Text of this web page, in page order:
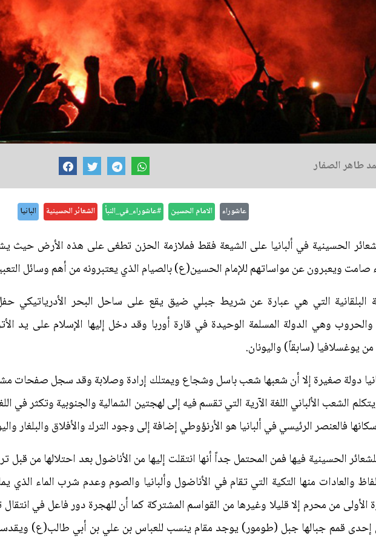
طاهر الصفار
عاشوراء الامام الحسين #عاشوراء_في_النبأ الشعائر الحسينية البانيا
الحسينية في ألبانيا على الشيعة فقط فملازمة الحزن تطغى على هذه الأرض حيث
صامت ويعبرون عن مواساتهم للإمام الحسين(ع) بالصيام الذي يعتبرونه من أهم وسائل
البلقانية التي هي عبارة عن شريط جبلي ضيق يقع على ساحل البحر الأدرياتيكي
يوغسلافيا (سابقاً) واليونان.
دولة صغيرة إلا أن شعبها شعب باسل وشجاع ويمتلك إرادة وصلابة وقد سجل صفحات
الشعب الألباني اللغة الآرية التي تقسم فيه إلى لهجتين الشمالية والجنوبية وتكثر في
فالعنصر الرئيسي في ألبانيا هو الأرنؤوطي إضافة إلى وجود الترك والأفلاق والبلغار
الحسينية فيها فمن المحتمل جداً أنها انتقلت إليها من الأناضول بعد احتلالها من
والعادات منها التكية التي تقام في الأناضول وألبانيا والصوم وعدم شرب الماء الذي
الأولى من محرم إلا قليلا وغيرها من القواسم المشتركة كما أن للهجرة دور فاعل في
إحدى قمم جبالها جبل (طومور) يوجد مقام ينسب للعباس بن علي بن أبي طالب(ع) ويقدسه